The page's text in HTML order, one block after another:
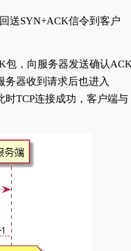
送SYN+ACK信令到客户
包，向服务器发送确认
务器收到请求后也进入
时TCP连接成功，客户端与